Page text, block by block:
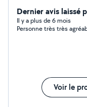
Dernier avis laissé
Il y a plus de 6 mois
Voir le